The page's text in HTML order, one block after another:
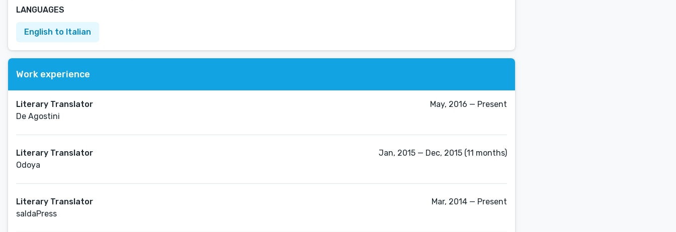
LANGUAGES
English to Italian
Work experience
Literary Translator
De Agostini
May, 2016 — Present
Literary Translator
Odoya
Jan, 2015 — Dec, 2015 (11 months)
Literary Translator
saldaPress
Mar, 2014 — Present